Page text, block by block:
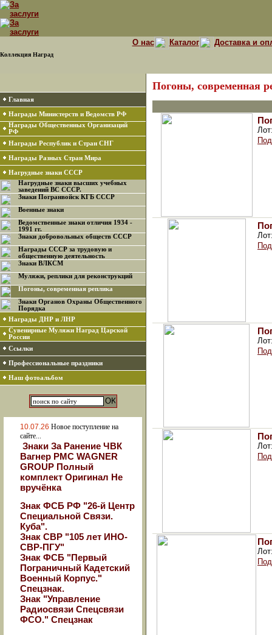
Коллекция Наград
О нас Каталог Доставка и
Главная
Награды Министерств и Ведомств РФ
Награды Общественных Организаций
РФ
Награды Республик и Стран СНГ
Награды Разных Стран Мира
Нагрудные знаки СССР
Нагрудные знаки высших учебных
заведений ВС СССР.
Знаки Погранвойск КГБ СССР
Военные знаки
Ведомственные знаки отличия 1934 -
1991 гг.
Знаки добровольных обществ СССР
Награды СССР за трудовую и
общественную деятельность
Знаки ВЛКСМ
Муляжи, реплики для реконструкций
Погоны, современная реплика
Знаки Органов Охраны Общественного
Порядка
Награды ДНР и ЛНР
Сувенирные Муляжи Наград Царской
России
Ссылки
Профессиональные праздники
Наш фотоальбом
10.07.26 Новое поступление на
сайте...
Знаки За Ранение ЧВК
Вагнер РМС WAGNER
GROUP Полный
комплект Оригинал Не
вручёнка
Знак ФСБ РФ "26-й Центр
Специальной Связи.
Куба".
Знак СВР "105 лет ИНО-
СВР-ПГУ"
Знак ФСБ "Первый
Пограничный Кадетский
Военный Корпус."
Спецзнак.
Знак "Управление
Радиосвязи Спецсвязи
ФСО." Спецзнак
Погоны, современная